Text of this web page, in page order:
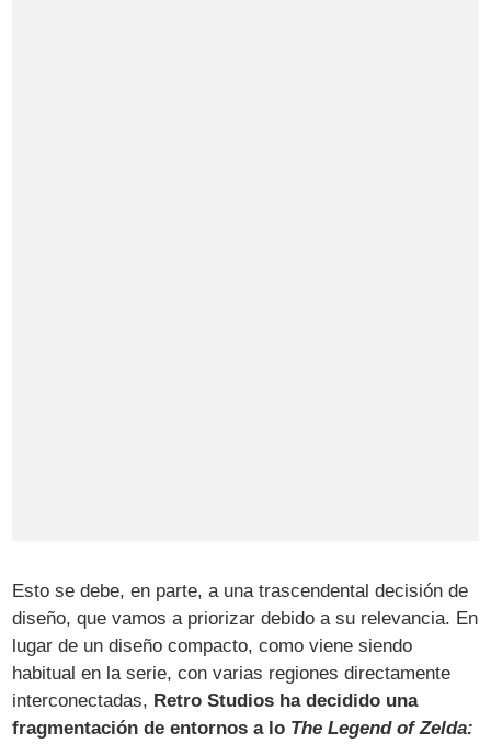
Esto se debe, en parte, a una trascendental decisión de
diseño, que vamos a priorizar debido a su relevancia. En
lugar de un diseño compacto, como viene siendo
habitual en la serie, con varias regiones directamente
interconectadas, Retro Studios ha decidido una
fragmentación de entornos a lo The Legend of Zelda: